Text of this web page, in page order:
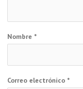
Nombre *
Correo electrónico *